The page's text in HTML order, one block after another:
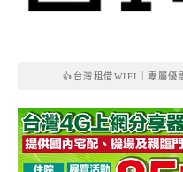
👍台灣租借WIFI｜專屬優